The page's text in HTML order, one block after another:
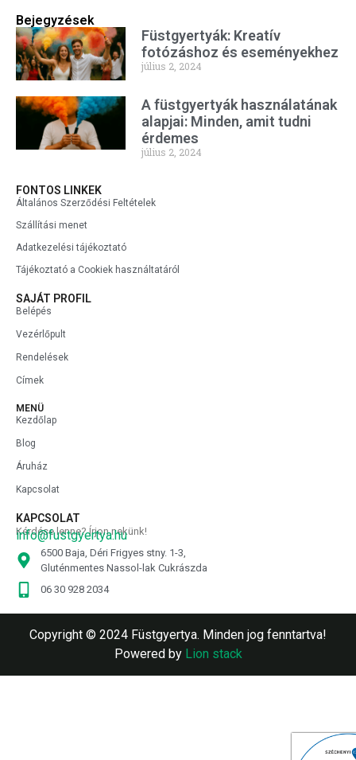
Bejegyzések
Füstgyertyák: Kreatív
fotózáshoz és eseményekhez
július 2, 2024
A füstgyertyák használatának
alapjai: Minden, amit tudni
érdemes
július 2, 2024
FONTOS LINKEK
Általános Szerződési Feltételek
Szállítási menet
Adatkezelési tájékoztató
Tájékoztató a Cookiek használtatáról
SAJÁT PROFIL
Belépés
Vezérlőpult
Rendelések
Címek
MENÜ
Kezdőlap
Blog
Áruház
Kapcsolat
KAPCSOLAT
Kérdése lenne? Írjon nekünk!
info@fustgyertya.hu
6500 Baja, Déri Frigyes stny. 1-3,
Gluténmentes Nassol-lak Cukrászda
06 30 928 2034
Copyright © 2024 Füstgyertya. Minden jog fenntartva!
Powered by Lion stack